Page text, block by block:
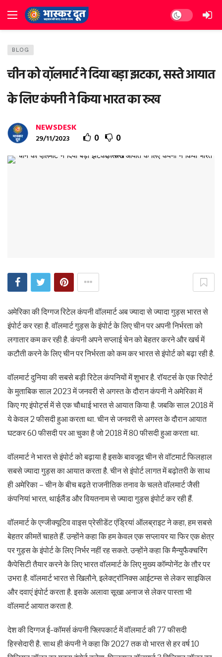
Dark mode
BLOG
चीन को वॉ़लमार्ट ने दिया बड़ा झटका, सस्ते आयात
के लिए कंपनी ने किया भारत का रुख
NEWSDESK
29/11/2023 0 0
अमेरिका की दिग्गज रिटेल कंपनी वॉलमार्ट अब ज्यादा से ज्यादा गुड्स भारत से
इंपोर्ट कर रहा है. वॉलमार्ट गुड्स के इंपोर्ट के लिए चीन पर अपनी निर्भरता को
लगातार कम कर रही है. कंपनी अपने सप्लाई चेन को बेहतर करने और खर्च में
कटौती करने के लिए चीन पर निर्भरता को कम कर भारत से इंपोर्ट को बढ़ा रही है.
वॉलमार्ट दुनिया की सबसे बड़ी रिटेल कंपनियों में शुभार है. रॉयटर्स के एक रिपोर्ट
के मुताबिक साल 2023 में जनवरी से अगस्त के दौरान कंपनी ने अमेरिका में
किए गए इंपोर्ट्स में से एक चौथाई भारत से आयात किया है. जबकि साल 2018 में
ये केवल 2 फीसदी हुआ करता था. चीन से जनवरी से अगस्त के दौरान आयात
घटकर 60 फीसदी पर आ चुका है जो 2018 में 80 फीसदी हुआ करता था.
वॉलमार्ट ने भारत से इंपोर्ट को बढ़ाया है इसके बावजूद चीन से वॉटमार्ट फिलहाल
सबसे ज्यादा गुड्स का आयात करता है. चीन से इंपोर्ट लागत में बढ़ोतरी के साथ
ही अमेरिका – चीन के बीच बढ़ते राजनीतिक तनाव के चलते वॉलमार्ट जैसी
कंपनियां भारत, थाईलैंड और वियतनाम से ज्यादा गुड्स इंपोर्ट कर रही हैं.
वॉलमार्ट के एग्जीक्यूटिव वाइस प्रेसीडेंट एंड्रियां ऑलब्राइट ने कहा, हम सबसे
बेहतर कीमतें चाहते हैं. उन्होंने कहा कि हम केवल एक सप्लायर या फिर एक क्षेत्र
पर गुड्स के इंपोर्ट के लिए निर्भर नहीं रह सकते. उन्होंने कहा कि मैन्युफैक्चरिंग
कैपेसिटी तैयार करने के लिए भारत वॉलमार्ट के लिए मुख्य कॉम्पोनेंट के तौर पर
उभरा है. वॉलमार्ट भारत से खिलौने, इलेक्ट्रॉनिक्स आईटम्स से लेकर साइकिल
और दवाएं इंपोर्ट करता है. इसके अलावा सूखा अनाज से लेकर पास्ता भी
वॉलमार्ट आयात करता है.
देश की दिग्गज ई-कॉमर्स कंपनी फ्लिपकार्ट में वॉलमार्ट की 77 फीसदी
हिस्सेदारी है. साथ ही कंपनी ने कहा कि 2027 तक वो भारत से हर वर्ष 10